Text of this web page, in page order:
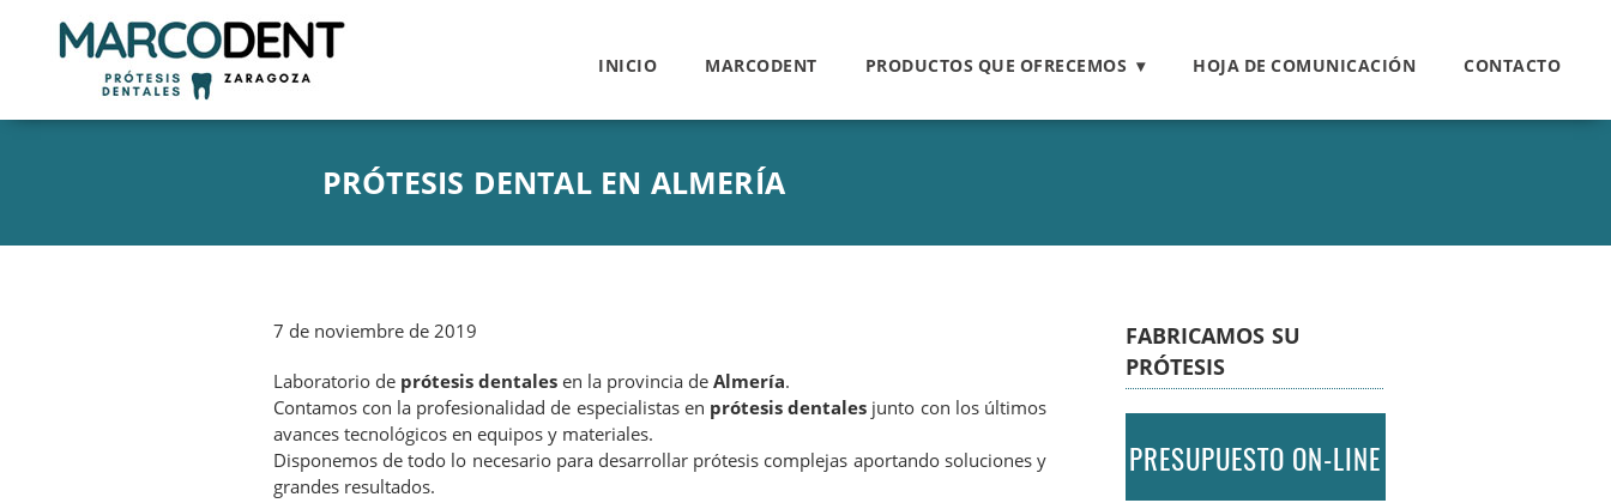
INICIO MARCODENT PRODUCTOS QUE OFRECEMOS HOJA DE COMUNICACIÓN CONTACTO
PRÓTESIS DENTAL EN ALMERÍA
7 de noviembre de 2019
Laboratorio de prótesis dentalesen la provincia de Almería.
Contamos con la profesionalidad de especialistas en prótesis dentales junto con los últimos
avances tecnológicos en equipos y materiales.
Disponemos de todo lo necesario para desarrollar prótesis complejas aportando soluciones y
grandes resultados.
FABRICAMOS SU
PRÓTESIS
PRESUPUESTO ON-LINE